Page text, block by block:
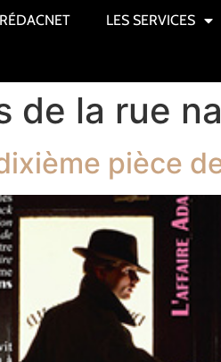
RÉDACNET LES SERVICES
de la rue
pièce